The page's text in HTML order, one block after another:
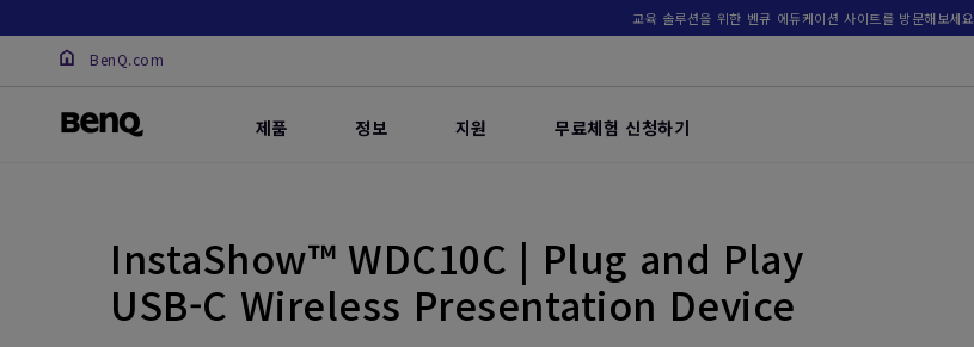
교육 솔루션을 위한 벤큐 에듀케이션 사이트를 방문해보세요
BenQ.com
제품 정보 지원 무료체험 신청하기
InstaShow™ WDC10C | Plug and Play
USB-C Wireless Presentation Device